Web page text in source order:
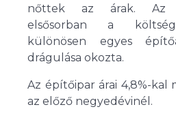
nőttek az árak. Az
elsősorban a
különösen egyes
drágulása okozta.
Az építőipar árai 4,8%-kal
az előző negyedévinél.